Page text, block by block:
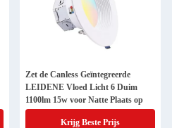
Zet de Canless Geïntegreerde
LEIDENE Vloed Licht 6 Duim
1100lm 15w voor Natte Plaats op
Krijg Beste Prijs